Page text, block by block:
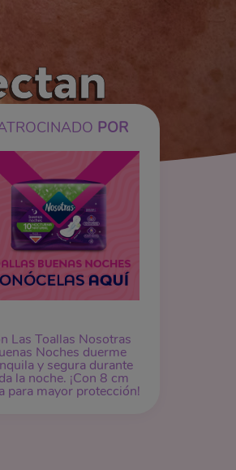
POR
Las Toallas Nosotras
Noches duerme
y segura durante
la noche. ¡Con 8 cm
para mayor protección!